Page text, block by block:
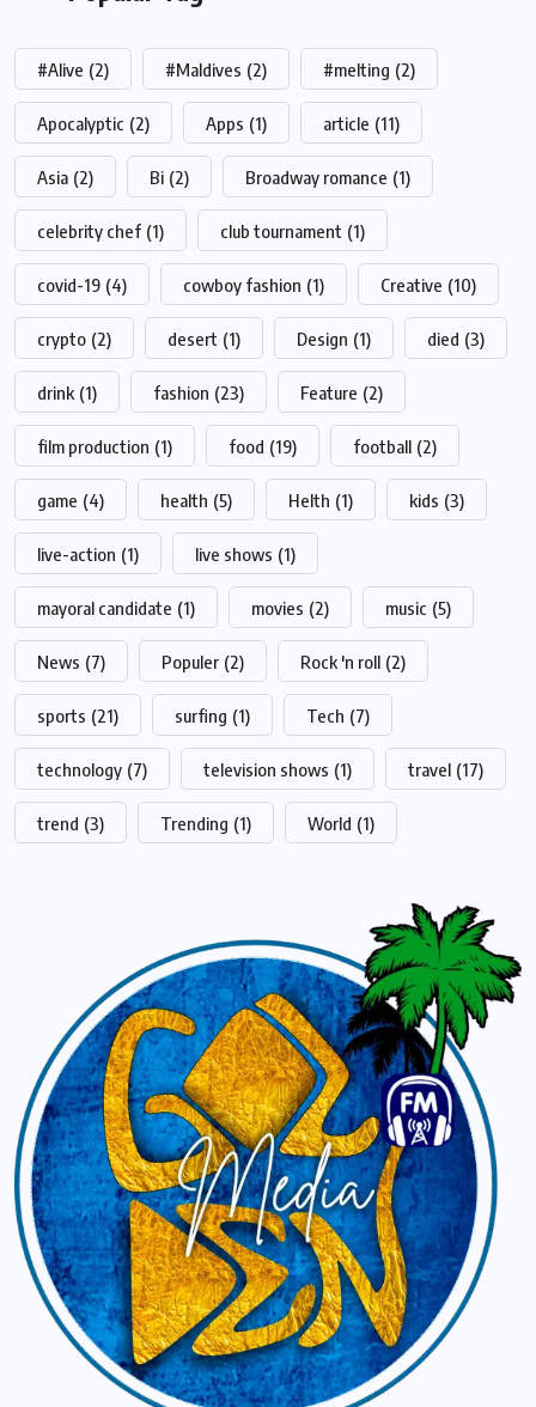
#Alive (2) #Maldives (2) #melting (2)
Apocalyptic (2) Apps (1) article (11)
Asia (2) Bi (2) Broadway romance (1)
celebrity chef (1) club tournament (1)
covid-19 (4) cowboy fashion (1) Creative (10)
crypto (2) desert (1) Design (1) died (3)
drink (1) fashion (23) Feature (2)
film production (1) food (19) football (2)
game (4) health (5) Helth (1) kids (3)
live-action (1) live shows (1)
mayoral candidate (1) movies (2) music (5)
News (7) Populer (2) Rock 'n roll (2)
sports (21) surfing (1) Tech (7)
technology (7) television shows (1) travel (17)
trend (3) Trending (1) World (1)